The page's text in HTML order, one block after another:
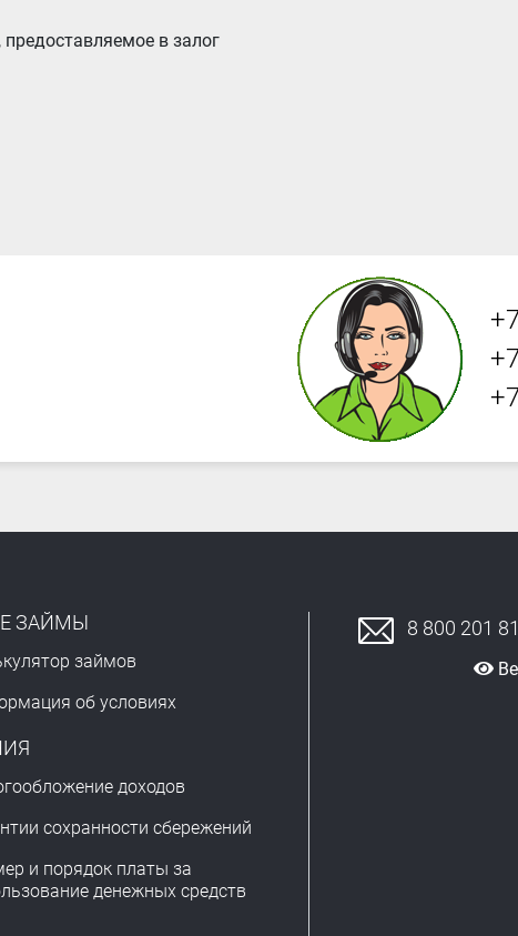
в залог
ЗАЙМЫ
займов
об условиях
доходов
сохранности сбережений
и порядок платы за
денежных средств
8 800 201